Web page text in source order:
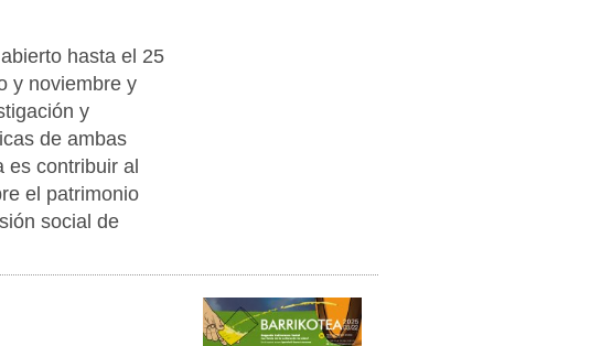
hasta el 25
y noviembre y
y
de ambas
es contribuir al
el patrimonio
social de